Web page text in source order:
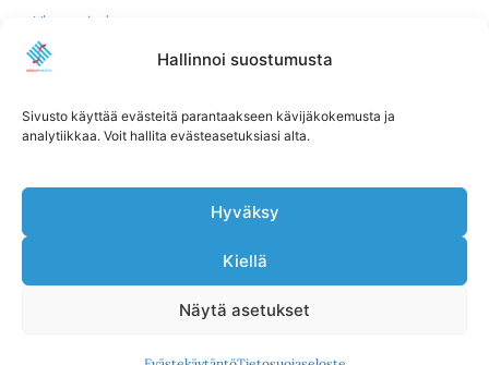
Hallinnoi suostumusta
Sivusto käyttää evästeitä parantaakseen kävijäkokemusta ja
analytiikkaa. Voit hallita evästeasetuksiasi alta.
Hyväksy
Kiellä
Näytä asetukset
Sisäilmatietoa
tutustua vanhoihin julkaisuihin toistaiseksiPDF-
muodossa.
Yhteystiedot